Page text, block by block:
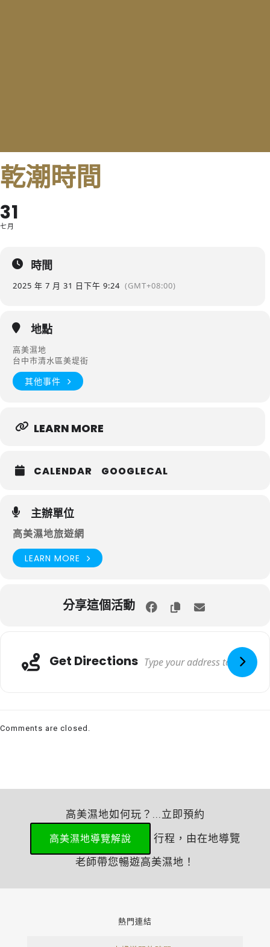
乾潮時間
31
七月
時間
2025 年 7 月 31 日下午 9:24 (GMT+08:00)
地點
高美濕地
台中市清水區美堤街
其他事件
LEARN MORE
CALENDAR GOOGLECAL
主辦單位
高美濕地旅遊網
LEARN MORE
分享這個活動
Get Directions
Comments are closed.
高美濕地如何玩？...立即預約
高美濕地導覽解說
行程，由在地導覽
老師帶您暢遊高美濕地！
熱門連結